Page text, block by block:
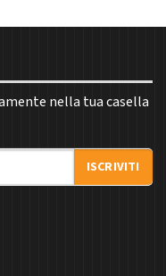
nella tua casella
ISCRIVITI